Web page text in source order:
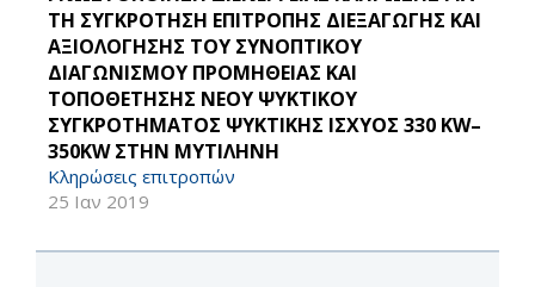
ΤΗ ΣΥΓΚΡΟΤΗΣΗ ΕΠΙΤΡΟΠΗΣ ΔΙΕΞΑΓΩΓΗΣ ΚΑΙ
ΑΞΙΟΛΟΓΗΣΗΣ ΤΟΥ ΣΥΝΟΠΤΙΚΟΥ
ΔΙΑΓΩΝΙΣΜΟΥ ΠΡΟΜΗΘΕΙΑΣ ΚΑΙ
ΤΟΠΟΘΕΤΗΣΗΣ ΝΕΟΥ ΨΥΚΤΙΚΟΥ
ΣΥΓΚΡΟΤΗΜΑΤΟΣ ΨΥΚΤΙΚΗΣ ΙΣΧΥΟΣ 330 KW–
350KW ΣΤΗΝ ΜΥΤΙΛΗΝΗ
Κληρώσεις επιτροπών
25 Ιαν 2019